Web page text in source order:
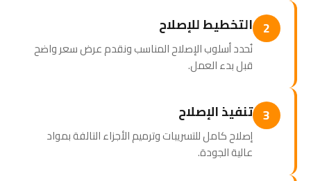
2 التخطيط للإصلاح
نُحدد أسلوب الإصلاح المناسب ونقدم عرض سعر واضح
قبل بدء العمل.
3 تنفيذ الإصلاح
إصلاح كامل للتسريبات وترميم الأجزاء التالفة بمواد
عالية الجودة.